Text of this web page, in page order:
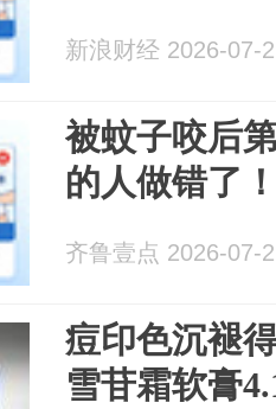
新浪财经 2026-07-
被蚊子咬后
的人做错了
齐鲁壹点 2026-07-
痘印色沉褪
雪苷霜软膏